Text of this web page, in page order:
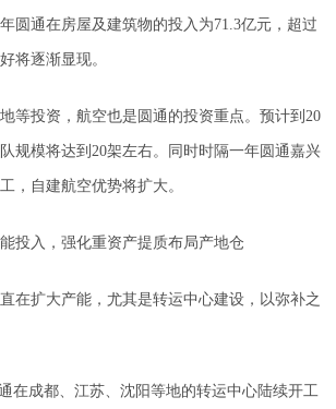
圆通在房屋及建筑物的投入为71.3亿元，超过
将逐渐显现。
等投资，航空也是圆通的投资重点。预计到20
规模将达到20架左右。同时时隔一年圆通嘉兴
，自建航空优势将扩大。
投入，强化重资产提质布局产地仓
在扩大产能，尤其是转运中心建设，以弥补之
在成都、江苏、沈阳等地的转运中心陆续开工